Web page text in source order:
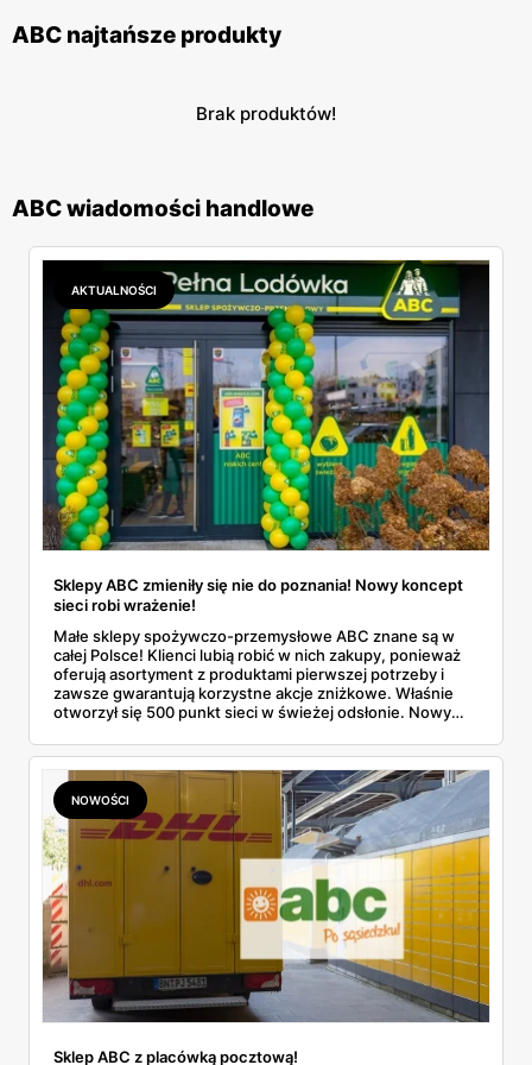
ABC najtańsze produkty
Brak produktów!
ABC wiadomości handlowe
AKTUALNOŚCI
Sklepy ABC zmieniły się nie do poznania! Nowy koncept
sieci robi wrażenie!
Małe sklepy spożywczo-przemysłowe ABC znane są w
całej Polsce! Klienci lubią robić w nich zakupy, ponieważ
oferują asortyment z produktami pierwszej potrzeby i
zawsze gwarantują korzystne akcje zniżkowe. Właśnie
otworzył się 500 punkt sieci w świeżej odsłonie. Nowy
więcej!
NOWOŚCI
Sklep ABC z placówką pocztową!